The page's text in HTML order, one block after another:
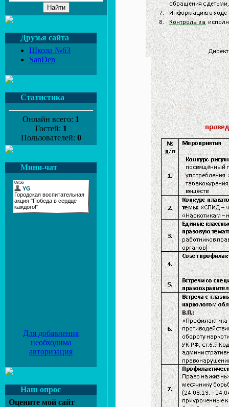
Друзья сайта
Школа №63
SanDen
Статистика
Онлайн всего: 1
Гостей: 1
Пользователей: 0
Мини-чат
Для добавления
необходима
авторизация
Наш опрос
Оцените мой сайт